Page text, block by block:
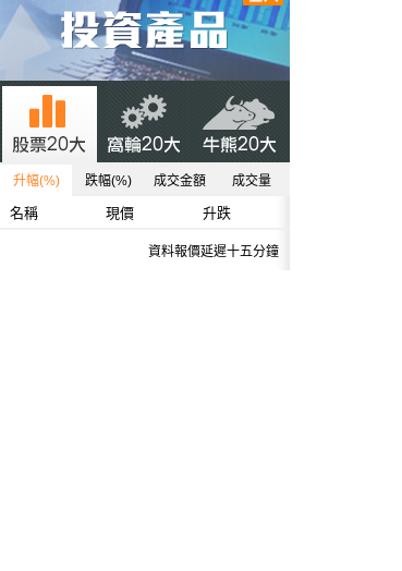
升幅(%) 跌幅(%) 成交金額 成交量
名稱 現價 升跌
資料報價延遲十五分鐘